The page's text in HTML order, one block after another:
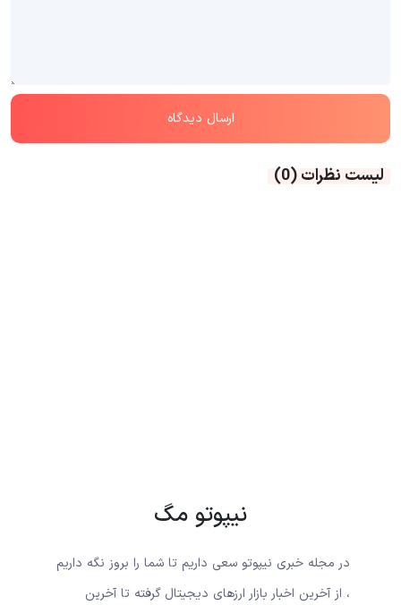
لیست نظرات(0)
نیپوتو مگ
در مجله خبری نیپوتو سعی داریم تا شما را بروز نگه داریم
، از آخرین اخبار بازار ارزهای دیجیتال گرفته تا آخرین